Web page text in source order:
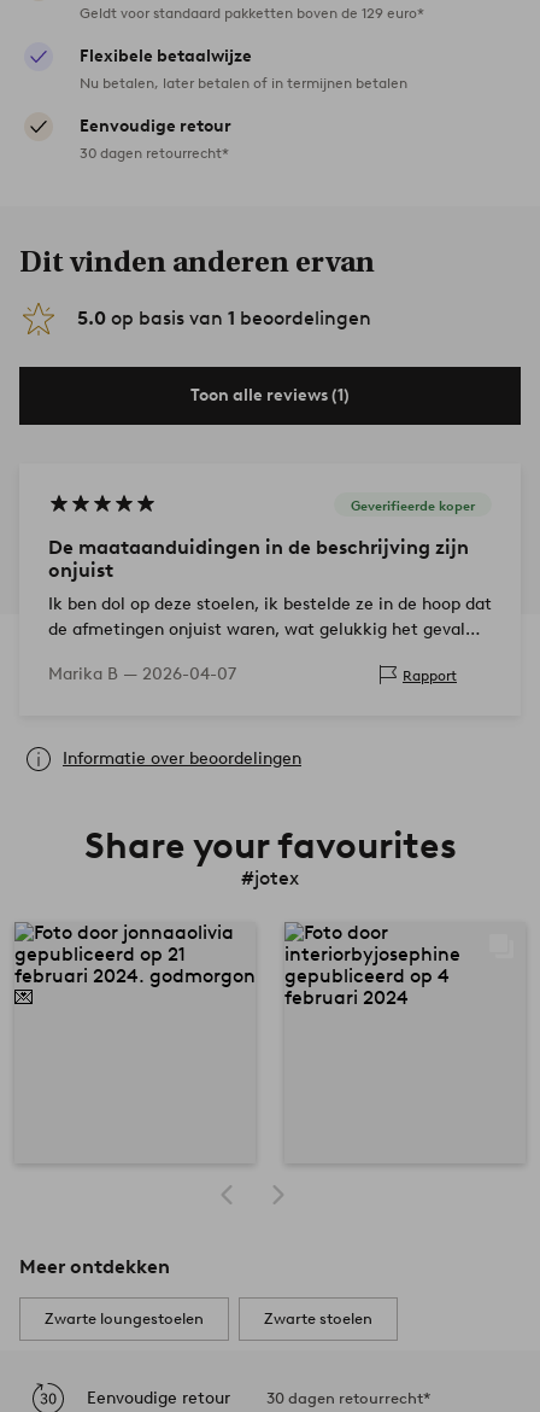
Geldt voor standaard pakketten boven de 129 euro*
Flexibele betaalwijze
Nu betalen, later betalen of in termijnen betalen
Eenvoudige retour
30 dagen retourrecht*
Dit vinden anderen ervan
5.0 op basis van 1 beoordelingen
Toon alle reviews (1)
Geverifieerde koper
De maataanduidingen in de beschrijving zijn
onjuist
Ik ben dol op deze stoelen, ik bestelde ze in de hoop dat
de afmetingen onjuist waren, wat gelukkig het geval
Marika B — 2026-04-07 Rapport
Informatie over beoordelingen
Share your favourites
#jotex
Meer ontdekken
Zwarte loungestoelen Zwarte stoelen
Eenvoudige retour 30 dagen retourrecht*